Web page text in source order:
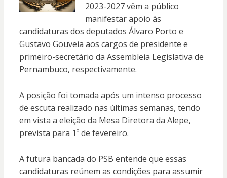
2023-2027 vêm a público
manifestar apoio às
candidaturas dos deputados Álvaro Porto e
Gustavo Gouveia aos cargos de presidente e
primeiro-secretário da Assembleia Legislativa de
Pernambuco, respectivamente.
A posição foi tomada após um intenso processo
de escuta realizado nas últimas semanas, tendo
em vista a eleição da Mesa Diretora da Alepe,
prevista para 1º de fevereiro.
A futura bancada do PSB entende que essas
candidaturas reúnem as condições para assumir